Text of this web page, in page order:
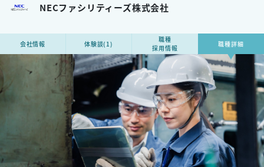
NECファシリティーズ株式会社
会社情報 体験談(1)
職種
採用情報
職種詳細